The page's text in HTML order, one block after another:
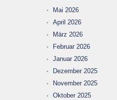
Mai 2026
April 2026
März 2026
Februar 2026
Januar 2026
Dezember 2025
November 2025
Oktober 2025